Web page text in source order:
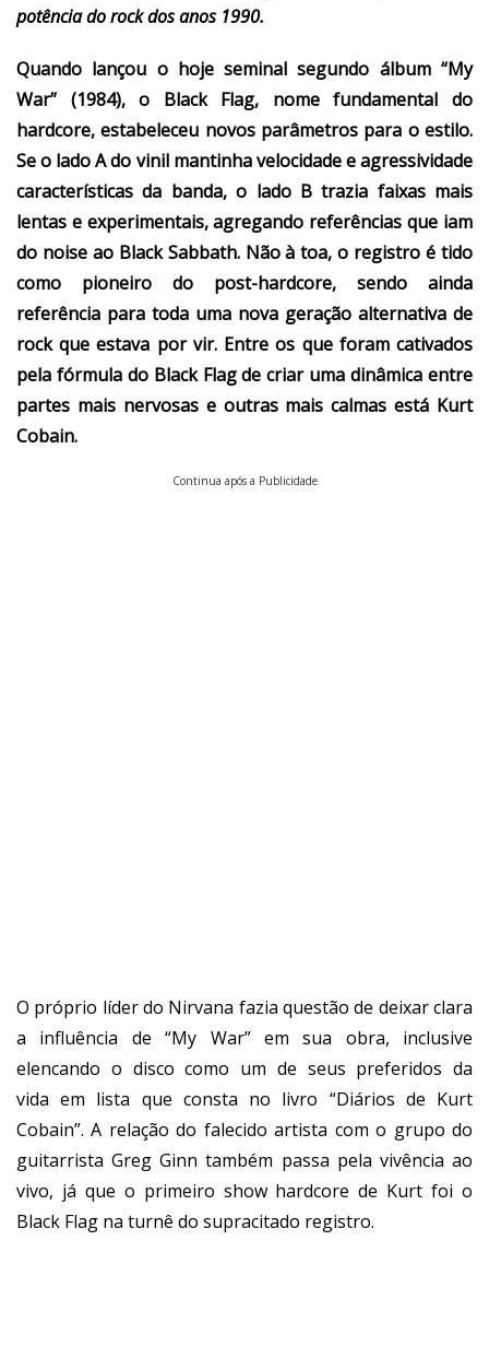
potência do rock dos anos 1990.
Quando lançou o hoje seminal segundo álbum “My
War” (1984), o Black Flag, nome fundamental do
hardcore, estabeleceu novos parâmetros para o estilo.
Se o lado A do vinil mantinha velocidade e agressividade
características da banda, o lado B trazia faixas mais
lentas e experimentais, agregando referências que iam
do noise ao Black Sabbath. Não à toa, o registro é tido
como pioneiro do post-hardcore, sendo ainda
referência para toda uma nova geração alternativa de
rock que estava por vir. Entre os que foram cativados
pela fórmula do Black Flag de criar uma dinâmica entre
partes mais nervosas e outras mais calmas está Kurt
Cobain.
Continua após a Publicidade
O próprio líder do Nirvana fazia questão de deixar clara
a influência de “My War” em sua obra, inclusive
elencando o disco como um de seus preferidos da
vida em lista que consta no livro “Diários de Kurt
Cobain”. A relação do falecido artista com o grupo do
guitarrista Greg Ginn também passa pela vivência ao
vivo, já que o primeiro show hardcore de Kurt foi o
Black Flag na turnê do supracitado registro.